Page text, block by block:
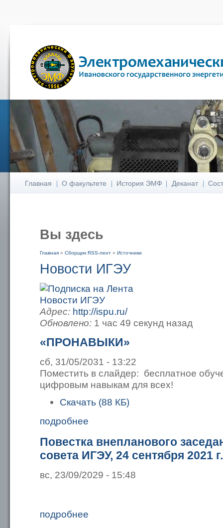
Главная О факультете История ЭМФ Деканат
Вы здесь
Главная » Сборщик RSS-лент » Источники
Новости ИГЭУ
Адрес: http://ispu.ru/
Обновлено: 1 час 49 секунд назад
«ПРОНАВЫКИ»
сб, 31/05/2031 - 13:22
Поместить в слайдер: бесплатное
цифровым навыкам для всех!
Скачать (88 КБ)
подробнее
Повестка внепланового
совета ИГЭУ, 24 сентября 2021
вс, 23/09/2029 - 15:48
подробнее